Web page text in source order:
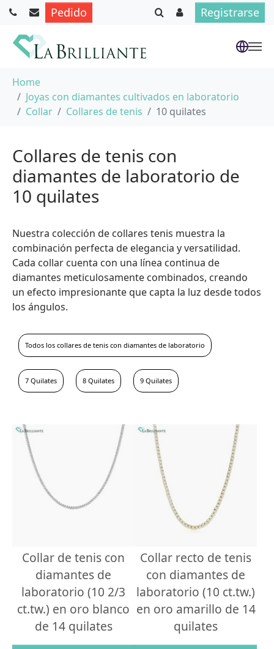
Pedido Registrarse
Home
Joyas con diamantes cultivados en laboratorio
Collar
Collares de tenis 10 quilates
Collares de tenis con
diamantes de laboratorio de
10 quilates
Nuestra colección de collares tenis muestra la
combinación perfecta de elegancia y versatilidad.
Cada collar cuenta con una línea continua de
diamantes meticulosamente combinados, creando
un efecto impresionante que capta la luz desde todos
los ángulos.
Todos los collares de tenis con diamantes de laboratorio
7 Quilates 8 Quilates 9 Quilates
Collar de tenis con
diamantes de
laboratorio (10 2/3
ct.tw.) en oro blanco
de 14 quilates
Collar recto de tenis
con diamantes de
laboratorio (10 ct.tw.)
en oro amarillo de 14
quilates